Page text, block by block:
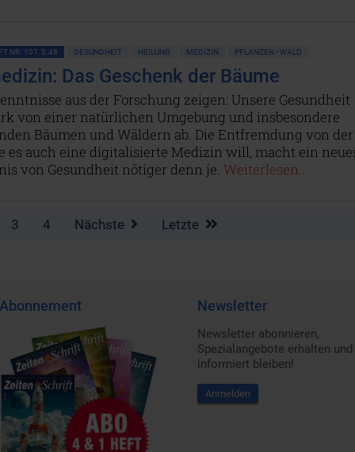
NR. 107, S.48 GESUNDHEIT HEILUNG MEDIZIN PFLANZEN • WALD
Das Geschenk der Bäume
aus der Forschung zeigen: Unsere Gesundheit
von einer natürlichen Umgebung und insbesondere
Bäumen und Wäldern ab. Die Entfremdung von der
es auch eine digitalisierte Medizin will, macht ein
von Gesundheit nötiger denn je. Weiterlesen...
3 4 Nächste Letzte
Abonnement Newsletter
Newsletter abonnieren,
Spezialangebote erhalten und
informiert bleiben!
Anmelden